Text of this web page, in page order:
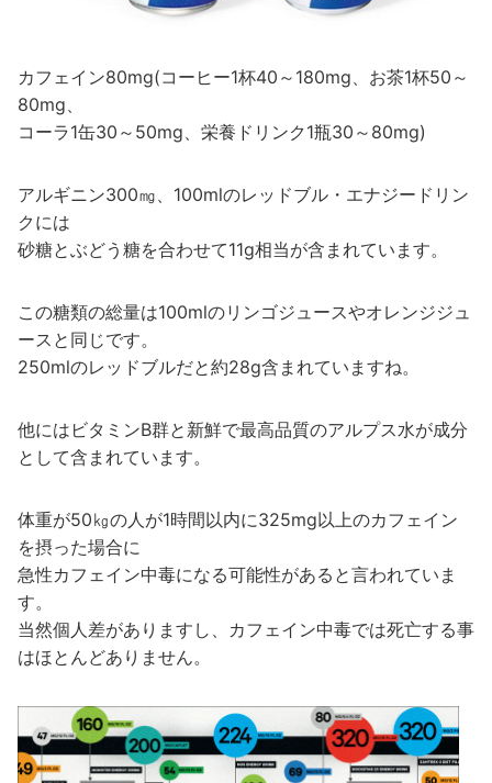
カフェイン80mg(コーヒー1杯40～180mg、お茶1杯50～
80mg、
コーラ1缶30～50mg、栄養ドリンク1瓶30～80mg)
アルギニン300㎎、100mlのレッドブル・エナジードリン
クには
砂糖とぶどう糖を合わせて11g相当が含まれています。
この糖類の総量は100mlのリンゴジュースやオレンジジュ
ースと同じです。
250mlのレッドブルだと約28g含まれていますね。
他にはビタミンB群と新鮮で最高品質のアルプス水が成分
として含まれています。
体重が50㎏の人が1時間以内に325mg以上のカフェイン
を摂った場合に
急性カフェイン中毒になる可能性があると言われていま
す。
当然個人差がありますし、カフェイン中毒では死亡する事
はほとんどありません。